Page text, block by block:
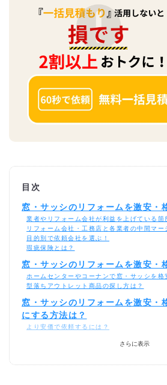
目次
窓・サッシのリフォームを激安・
業者やリフォーム会社が利益を上げている箇
リフォーム会社・工務店と各業者の中間マー
目的別で依頼会社を選ぶ！
瑕疵保険とは？
窓・サッシのリフォームを激安・
ホームセンターやコーナンで窓・サッシを格
型落ちアウトレット商品の探し方は？
窓・サッシのリフォームを激安・
にする方法は？
より安価で依頼するには？
さらに表示